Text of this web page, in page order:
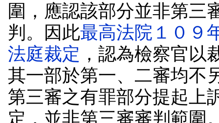
圍，應認該部分並非第三
判。因此最高法院１０９
法庭裁定 ，認為檢察官以
其一部於第一、二審均不
第三審之有罪部分提起上
定，並非第三審審判範圍